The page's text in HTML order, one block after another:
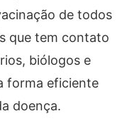
de todos
que tem contato
biólogos e
forma eficiente
doença.